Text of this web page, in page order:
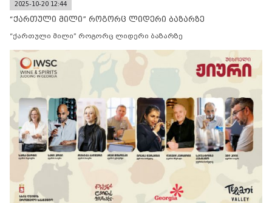
2025-10-20 12:44
“ქართული მილი” როგორც ლიდერი ბაზარზე
“ქართული მილი” როგორც ლიდერი ბაზარზე